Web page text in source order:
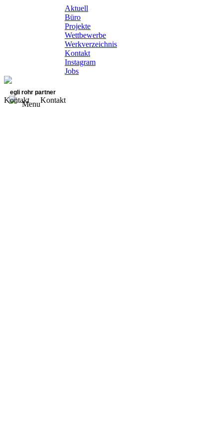
Aktuell
Büro
Projekte
Wettbewerbe
Werkverzeichnis
Kontakt
Instagram
Jobs
egli rohr partner
Menu
Kontakt Kontakt